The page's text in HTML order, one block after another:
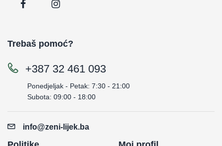
Trebaš pomoć?
+387 32 461 093
Ponedjeljak - Petak: 7:30 - 21:00
Subota: 09:00 - 18:00
info@zeni-lijek.ba